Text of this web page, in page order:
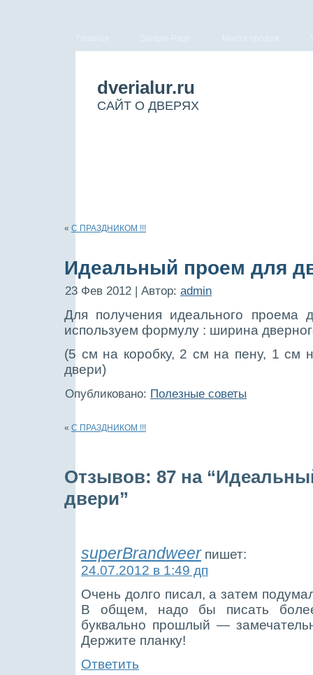
dverialur.ru
САЙТ О ДВЕРЯХ
« С ПРАЗДНИКОМ !!!
Идеальный проем для
23 Фев 2012 | Автор: admin
Для получения идеального проема
используем формулу : ширина
(5 см на коробку, 2 см на пену, 1 см
двери)
Опубликовано: Полезные советы
« С ПРАЗДНИКОМ !!!
Отзывов: 87 на
двери”
superBrandweer пишет:
24.07.2012 в 1:49 дп
Очень долго писал, а затем
В общем, надо бы писать
буквально прошлый —
Держите планку!
Ответить